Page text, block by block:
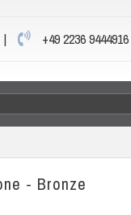
| +49 2236 9444916
- Bronze